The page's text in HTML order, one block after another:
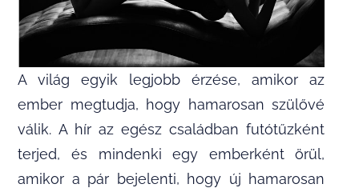
A világ egyik legjobb érzése, amikor az
ember megtudja, hogy hamarosan szülővé
válik. A hír az egész családban futótűzként
terjed, és mindenki egy emberként örül,
amikor a pár bejelenti, hogy új hamarosan